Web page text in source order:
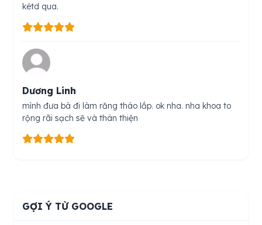
kêtd qua.
Dương Linh
mình đưa bà đi làm răng tháo lắp. ok nha. nha khoa to
rộng rãi sạch sẽ và thân thiện
GỢI Ý TỪ GOOGLE